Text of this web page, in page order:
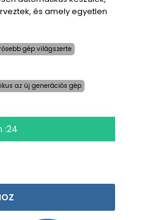
és amely egyetlen
gép világszerte
az új generációs gép
:23